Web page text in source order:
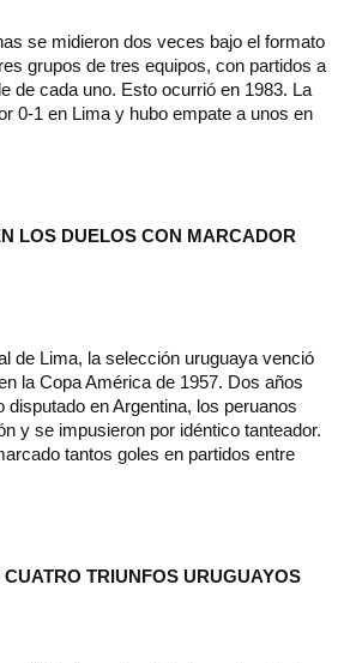
se midieron dos veces bajo el formato
grupos de tres equipos, con partidos a
de cada uno. Esto ocurrió en 1983. La
0-1 en Lima y hubo empate a unos en
LOS DUELOS CON MARCADOR
de Lima, la selección uruguaya venció
la Copa América de 1957. Dos años
disputado en Argentina, los peruanos
y se impusieron por idéntico tanteador.
tantos goles en partidos entre
TRIUNFOS URUGUAYOS